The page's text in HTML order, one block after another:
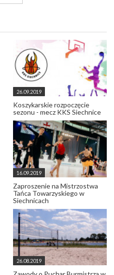
26.09.2019
Koszykarskie rozpoczęcie
sezonu - mecz KKS Siechnice
16.09.2019
Zaproszenie na Mistrzostwa
Tańca Towarzyskiego w
Siechnicach
26.08.2019